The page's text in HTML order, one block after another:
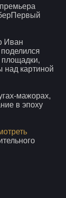
Иван
над картиной
мажорах,
в эпоху